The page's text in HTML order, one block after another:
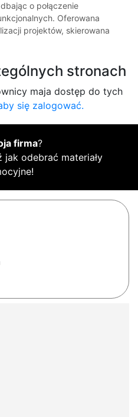
o połączenie
Oferowana
projektów, skierowana
stronach
maja dostęp do tych
się zalogować.
firma?
jak odebrać materiały